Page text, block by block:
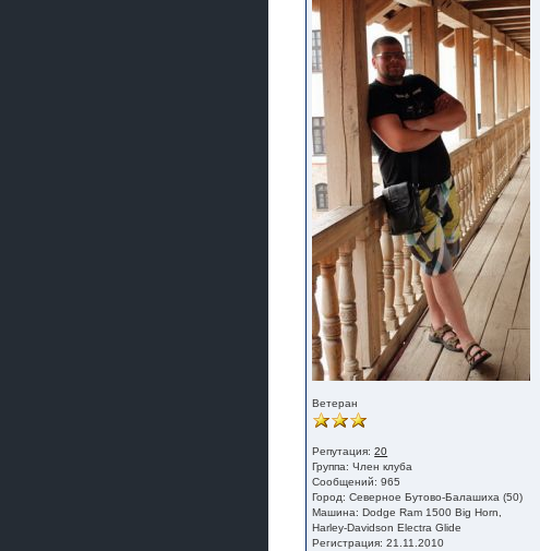
Ветеран
Репутация:20
Группа:Член клуба
Сообщений: 965
Город: Северное Бутово-Балашиха (50)
Машина: Dodge Ram 1500 Big Horn,
Harley-Davidson Electra Glide
Регистрация: 21.11.2010